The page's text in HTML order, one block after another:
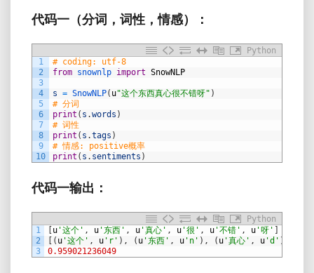
代码一（分词，词性，情感）：
Python
1
2
3
4
5
6
7
8
9
10
# coding: utf-8
from snownlp import SnowNLP
s = SnowNLP( u"这个东西真心很不错呀" )
# 分词
print ( s .words )
# 词性
print ( s .tags )
# 情感: positive概率
print ( s . sentiments )
代码一输出：
Python
1
2
3
u '这个' , u '东西' , u '真心' , u '很' , u '不错' , u '呀'
( u '这个' , u 'r' ) , ( u '东西' , u 'n' ) , ( u '真心' , u 'd' )
0.959021236049